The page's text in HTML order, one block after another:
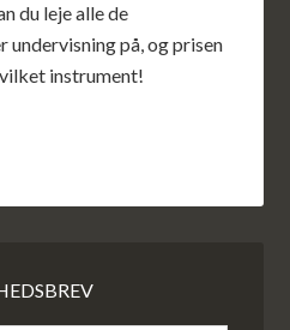
du leje alle de
på, og prisen
instrument!